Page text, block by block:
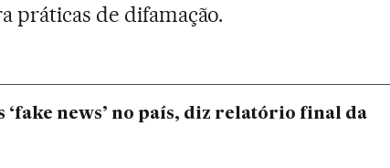
práticas de difamação.
news’ no país, diz relatório final da